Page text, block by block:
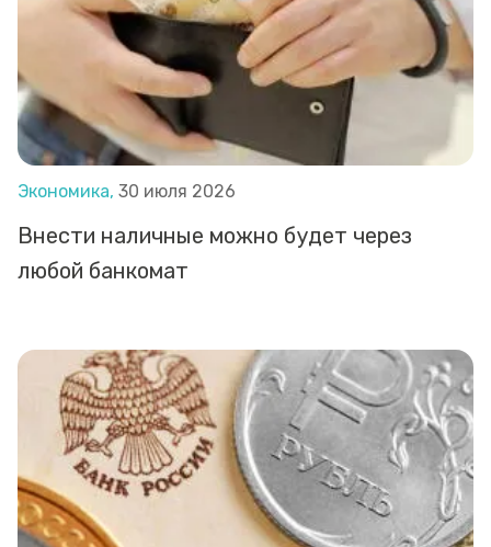
Экономика, 30 июля 2026
Внести наличные можно будет через
любой банкомат